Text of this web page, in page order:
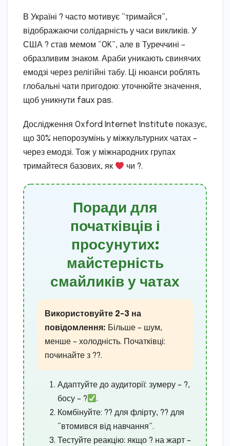
В Україні ? часто мотивує “тримайся”,
відображаючи солідарність у часи викликів. У
США ? став мемом “OK”, але в Туреччині –
образливим знаком. Араби уникають свинячих
емодзі через релігійні табу. Ці нюанси роблять
глобальні чати пригодою: уточнюйте значення,
щоб уникнути faux pas.
Дослідження Oxford Internet Institute показує,
що 30% непорозумінь у міжкультурних чатах –
через емодзі. Тож у міжнародних групах
тримайтеся базових, як
чи ?.
Поради для
початківців і
просунутих:
майстерність
смайликів у чатах
Використовуйте 2-3 на
повідомлення: Більше – шум,
менше – холодність. Початківці:
починайте з ??.
Адаптуйте до аудиторії: зумеру – ?,
босу – ?
.
Комбінуйте: ?? для флірту, ?? для
“втомився від навчання”.
Тестуйте реакцію: якщо ? на жарт –